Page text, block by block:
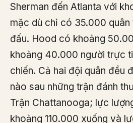
Sherman đến Atlanta với
mặc dù chỉ có 35.000 quân
đấu. Hood có khoảng
khoảng 40.000 người trực
chiến. Cả hai đội quân đều
nào sau những trận đánh
Trận Chattanooga; lực
khoảng 110.000 xuống và